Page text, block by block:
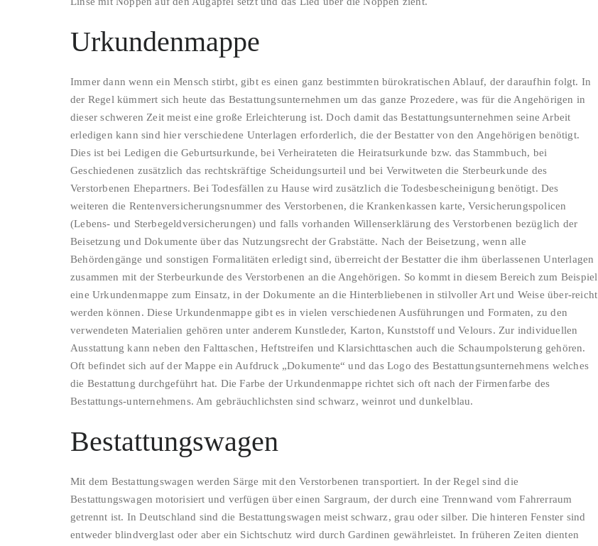
Urkundenmappe
Immer dann wenn ein Mensch stirbt, gibt es einen ganz bestimmten bürokratischen Ablauf, der daraufhin folgt. In
der Regel kümmert sich heute das Bestattungsunternehmen um das ganze Prozedere, was für die Angehörigen in
dieser schweren Zeit meist eine große Erleichterung ist. Doch damit das Bestattungsunternehmen seine Arbeit
erledigen kann sind hier verschiedene Unterlagen erforderlich, die der Bestatter von den Angehörigen benötigt.
Dies ist bei Ledigen die Geburtsurkunde, bei Verheirateten die Heiratsurkunde bzw. das Stammbuch, bei
Geschiedenen zusätzlich das rechtskräftige Scheidungsurteil und bei Verwitweten die Sterbeurkunde des
Verstorbenen Ehepartners. Bei Todesfällen zu Hause wird zusätzlich die Todesbescheinigung benötigt. Des
weiteren die Rentenversicherungsnummer des Verstorbenen, die Krankenkassen karte, Versicherungspolicen
(Lebens- und Sterbegeldversicherungen) und falls vorhanden Willenserklärung des Verstorbenen bezüglich der
Beisetzung und Dokumente über das Nutzungsrecht der Grabstätte. Nach der Beisetzung, wenn alle
Behördengänge und sonstigen Formalitäten erledigt sind, überreicht der Bestatter die ihm überlassenen Unterlagen
zusammen mit der Sterbeurkunde des Verstorbenen an die Angehörigen. So kommt in diesem Bereich zum Beispiel
eine Urkundenmappe zum Einsatz, in der Dokumente an die Hinterbliebenen in stilvoller Art und Weise über-reicht
werden können. Diese Urkundenmappe gibt es in vielen verschiedenen Ausführungen und Formaten, zu den
verwendeten Materialien gehören unter anderem Kunstleder, Karton, Kunststoff und Velours. Zur individuellen
Ausstattung kann neben den Falttaschen, Heftstreifen und Klarsichttaschen auch die Schaumpolsterung gehören.
Oft befindet sich auf der Mappe ein Aufdruck „Dokumente“ und das Logo des Bestattungsunternehmens welches
die Bestattung durchgeführt hat. Die Farbe der Urkundenmappe richtet sich oft nach der Firmenfarbe des
Bestattungs-unternehmens. Am gebräuchlichsten sind schwarz, weinrot und dunkelblau.
Bestattungswagen
Mit dem Bestattungswagen werden Särge mit den Verstorbenen transportiert. In der Regel sind die
Bestattungswagen motorisiert und verfügen über einen Sargraum, der durch eine Trennwand vom Fahrerraum
getrennt ist. In Deutschland sind die Bestattungswagen meist schwarz, grau oder silber. Die hinteren Fenster sind
entweder blindverglast oder aber ein Sichtschutz wird durch Gardinen gewährleistet. In früheren Zeiten dienten